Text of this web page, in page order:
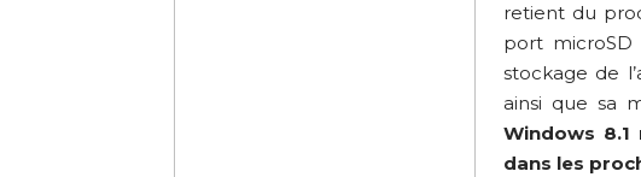
retient du
port
stockage de
ainsi que sa
Windows
dans les